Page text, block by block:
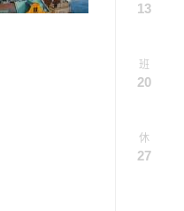
13
班
20
休
27